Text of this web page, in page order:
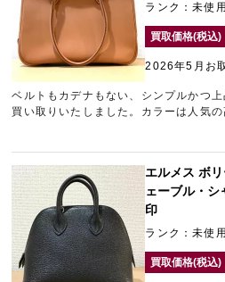
ランク：未使用
買取価格(税込)
2026年5月お
ベルトもカデナもない、シンプルかつ
買い取りいたしました。カラーは人気
方が多くいらっしゃるお品物でしたの
エルメス ボ
ェーブル・シ
印
ランク：未使用
買取価格(税込)